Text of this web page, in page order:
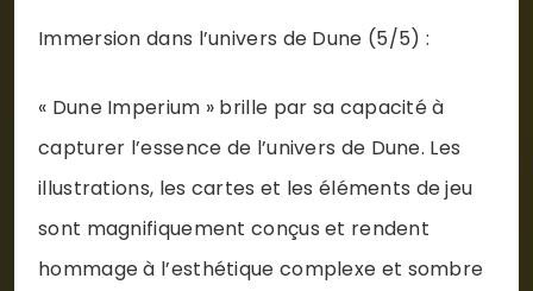
Immersion dans l’univers de Dune (5/5) :
« Dune Imperium » brille par sa capacité à
capturer l’essence de l’univers de Dune. Les
illustrations, les cartes et les éléments de jeu
sont magnifiquement conçus et rendent
hommage à l’esthétique complexe et sombre